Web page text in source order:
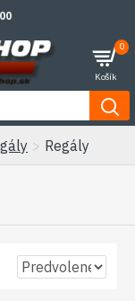
0
Regály